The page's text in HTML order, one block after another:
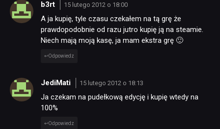
b3rt 15 lutego 2012 o 18:00
A ja kupię, tyle czasu czekałem na tą grę że
prawdopodobnie od razu jutro kupię ją na steamie.
Niech mają moją kasę, ja mam ekstra grę 🙂
Odpowiedz
JediMati 15 lutego 2012 o 18:13
Ja czekam na pudełkową edycję i kupię wtedy na
100%
Odpowiedz